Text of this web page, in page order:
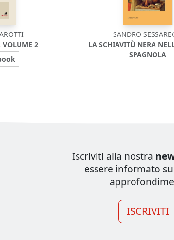
VOLUME 2
SANDRO
LA SCHIAVITÙ NERA
SPAGNOLA
Iscriviti alla nostra
essere informato
ISCRIVITI